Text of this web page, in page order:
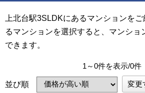
上北台駅3SLDKにあるマンションを
るマンションを選択すると、マンショ
できます。
1～0件を表示/0件
並び順 変更